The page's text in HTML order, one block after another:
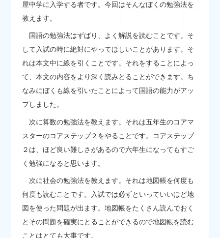
屋中学に入学する者です。今回はそんなぼくの勉強法を
教えます。
国語の勉強法はずばり、よく解説を読むことです。そ
して入試の時に絶対にやってほしいことがあります。そ
れは本文中に線を引くことです。それをすることによっ
て、本文の内容をより深く読みとることができます。ち
なみにぼくも線を引いたことによって国語の能力がアッ
プしました。
次に算数の勉強法を教えます。それは五年生のコアマ
スターのコアステップ２をやることです。コアステップ
２は、ほど良い難しさがあるので六年生になってもすご
く勉強になると思います。
次に社会の勉強法を教えます。それは地図帳を何度も
何度も読むことです。入試では必ずといっていいほど地
図を使った問題が出ます。地図帳をたくさん読んでおく
とその問題を確実にとることができるので地図帳を読む
ことはとても大事です。